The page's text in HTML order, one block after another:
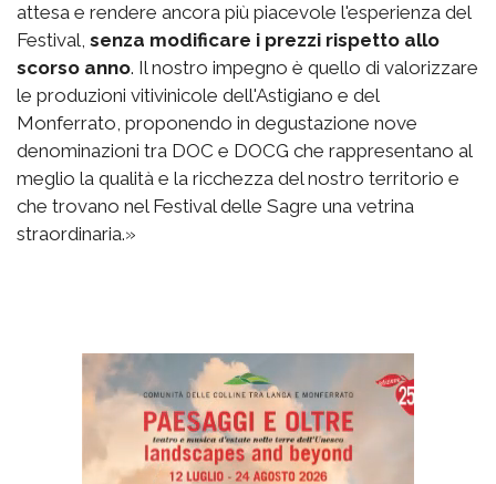
attesa e rendere ancora più piacevole l'esperienza del
Festival, senza modificare i prezzi rispetto allo
scorso anno. Il nostro impegno è quello di valorizzare
le produzioni vitivinicole dell'Astigiano e del
Monferrato, proponendo in degustazione nove
denominazioni tra DOC e DOCG che rappresentano al
meglio la qualità e la ricchezza del nostro territorio e
che trovano nel Festival delle Sagre una vetrina
straordinaria.»